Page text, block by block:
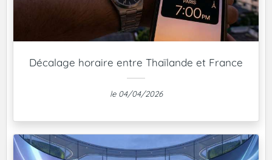
Décalage horaire entre Thaïlande et France
le 04/04/2026